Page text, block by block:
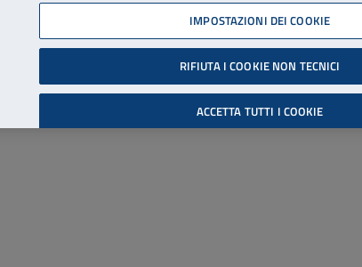
06 45539607
Accessibilità
Cerca
IMPOSTAZIONI DEI COOKIE
RIFIUTA I COOKIE NON TECNICI
ACCETTA TUTTI I COOKIE